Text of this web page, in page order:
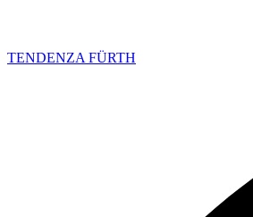
TENDENZA FÜRTH